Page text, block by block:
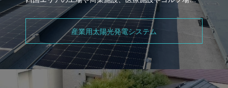
ど様々な場所に太陽光発電システムを多数導入して参
りま
産業用太陽光発電システム